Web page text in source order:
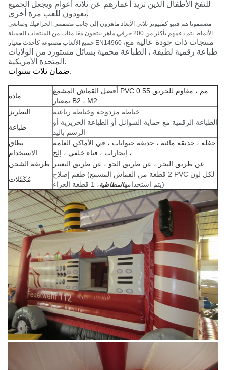
للنفخ الأطفال الذين تزيد أعمارهم عن ثلاثة أعوام ويجعل الجميع
يعودون للعب مرة أخرى
مصممونا هم فنيو كمبيوتر ثلاثي الأبعاد ماهرون إلى جانب مصممي الجرافيك وصانعي
جميع الألعاب مصنوعة كأحدث معيار EN14960 ،منتجات ذات جودة عالية مع
طباعة رقمية لطيفة ، الطباعة محمية بسائل مستورد من الولايات
مادة
أفضل القماش المشمع PVC 0.55 مم ، مقاوم للحريق
بمعيار B2 ، M2
التطريز
خياطة مزدوجة وخياطة رباعية
طباعة
الطباعة الرقمية مع حماية السوائل أو الطباعة الحريرية أو
الرسم باليد
نطاق
الاستخدام
حفلة ، حديقة مائية ، حديقة حيوانات ، في الأماكن العامة
، إيجارات ، فناء خلفي ، إلخ
طريقة الشحن عن طريق البحر ، عن طريق الجو ، عن طريق التعبير
مُكَمِّلات
طقم إصلاح (2 قطعة من القماش المشمع PVC لكل لون
يتم استخدامهالمطاطية